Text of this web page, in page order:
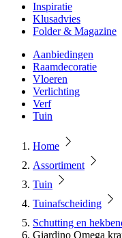
Inspiratie
Klusadvies
Folder & Magazine
Aanbiedingen
Raamdecoratie
Vloeren
Verlichting
Verf
Tuin
Home
Assortiment
Tuin
Tuinafscheiding
Schutting en
Giardino Omega